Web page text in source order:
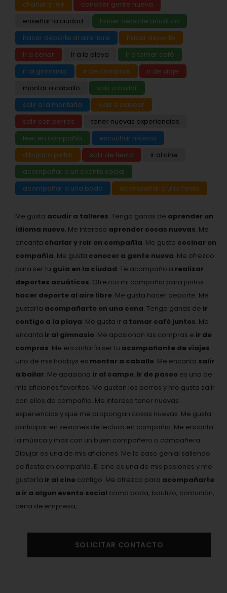
charlar y reir
conocer gente nueva
enseñar la ciudad
hacer deporte acuático
hacer deporte al aire libre
hacer deporte
ir a cenar
ir a la playa
ir a tomar café
ir al gimnasio
ir de compras
ir de viaje
montar a caballo
salir a bailar
salir a la montaña
salir a pasear
salir con perros
tener nuevas experiencias
leer en compañía
escuchar música
dibujar o pintar
salir de fiesta
ir al cine
acompañar a un evento social
acompañar a una boda
acompañar a una fiesta
Me gusta acudir a talleres. Tengo ganas de aprender un
idioma nuevo. Me interesa aprender cosas nuevas. Me
encanta charlar y reir en compañía. Me gusta cocinar en
compañía. Me gusta conocer a gente nueva. Me ofrezco
para ser tu guía en la ciudad. Te acompaño a realizar
deportes acuáticos. Ofrezco mi compañia para juntos
hacer deporte al aire libre. Me gusta hacer deporte. Me
gustaría acompañarte en una cena. Tengo ganas de ir
contigo a la playa. Me gusta ir a tomar café juntos. Me
encanta ir al gimnasio. Me apasionan las compras e ir de
compras. Me encantaría ser tu acompañante de viajes.
Uno de mis hobbys es montar a caballo. Me encanta salir
a bailar. Me apasiona ir al campo. Ir de paseo es una de
mis aficiones favoritas. Me gustan los perros y me gusta salir
con ellos de compañia. Me interesa tener nuevas
experiencias y que me propongan cosas nuevas. Me gusta
participar en sesiones de lectura en compañia. Me encanta
la música y más con un buen compañero o compañera.
Dibujar es una de mis aficiones. Me lo paso genial saliendo
de fiesta en compañía. El cine es una de mis pasiones y me
gustaría ir al cine contigo. Me ofrezco para acompañarte
a ir a algun evento social como boda, bautizo, comunión,
cena de empresa, ...
SOLICITAR CONTACTO